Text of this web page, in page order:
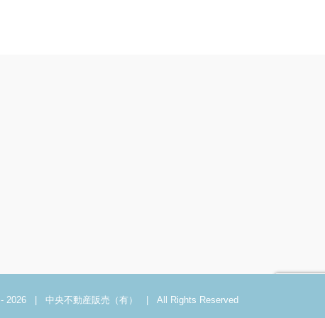
2026 | 中央不動産販売（有） | All Rights Reserved